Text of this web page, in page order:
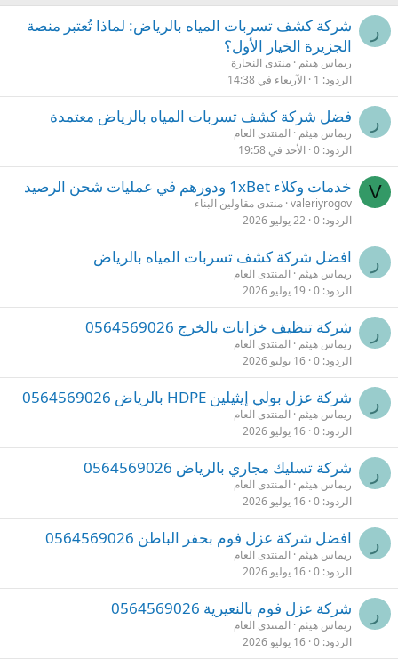
ر
شركة كشف تسربات المياه بالرياض: لماذا تُعتبر منصة
الجزيرة الخيار الأول؟
ريماس هيثم منتدى النجارة
الردود 1 اﻵربعاء في 14:38
ر فضل شركة كشف تسربات المياه بالرياض معتمدة
ريماس هيثم المنتدى العام
الردود 0 الأحد في 19:58
V خدمات وكلاء 1xBet ودورهم في عمليات شحن الرصيد
valeriyrogov منتدى مقاولين البناء
الردود 0 22 يوليو 2026
ر افضل شركة كشف تسربات المياه بالرياض
ريماس هيثم المنتدى العام
الردود 0 19 يوليو 2026
ر شركة تنظيف خزانات بالخرج 0564569026
ريماس هيثم المنتدى العام
الردود 0 16 يوليو 2026
ر شركة عزل بولي إيثيلين HDPE بالرياض 0564569026
ريماس هيثم المنتدى العام
الردود 0 16 يوليو 2026
ر شركة تسليك مجاري بالرياض 0564569026
ريماس هيثم المنتدى العام
الردود 0 16 يوليو 2026
ر افضل شركة عزل فوم بحفر الباطن 0564569026
ريماس هيثم المنتدى العام
الردود 0 16 يوليو 2026
ر شركة عزل فوم بالنعيرية 0564569026
ريماس هيثم المنتدى العام
الردود 0 16 يوليو 2026